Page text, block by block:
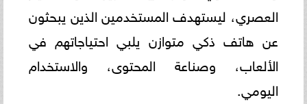
العصري، ليستهدف المستخدمين الذين يبحثون
عن هاتف ذكي متوازن يلبي احتياجاتهم في
الألعاب، وصناعة المحتوى، والاستخدام
اليومي.